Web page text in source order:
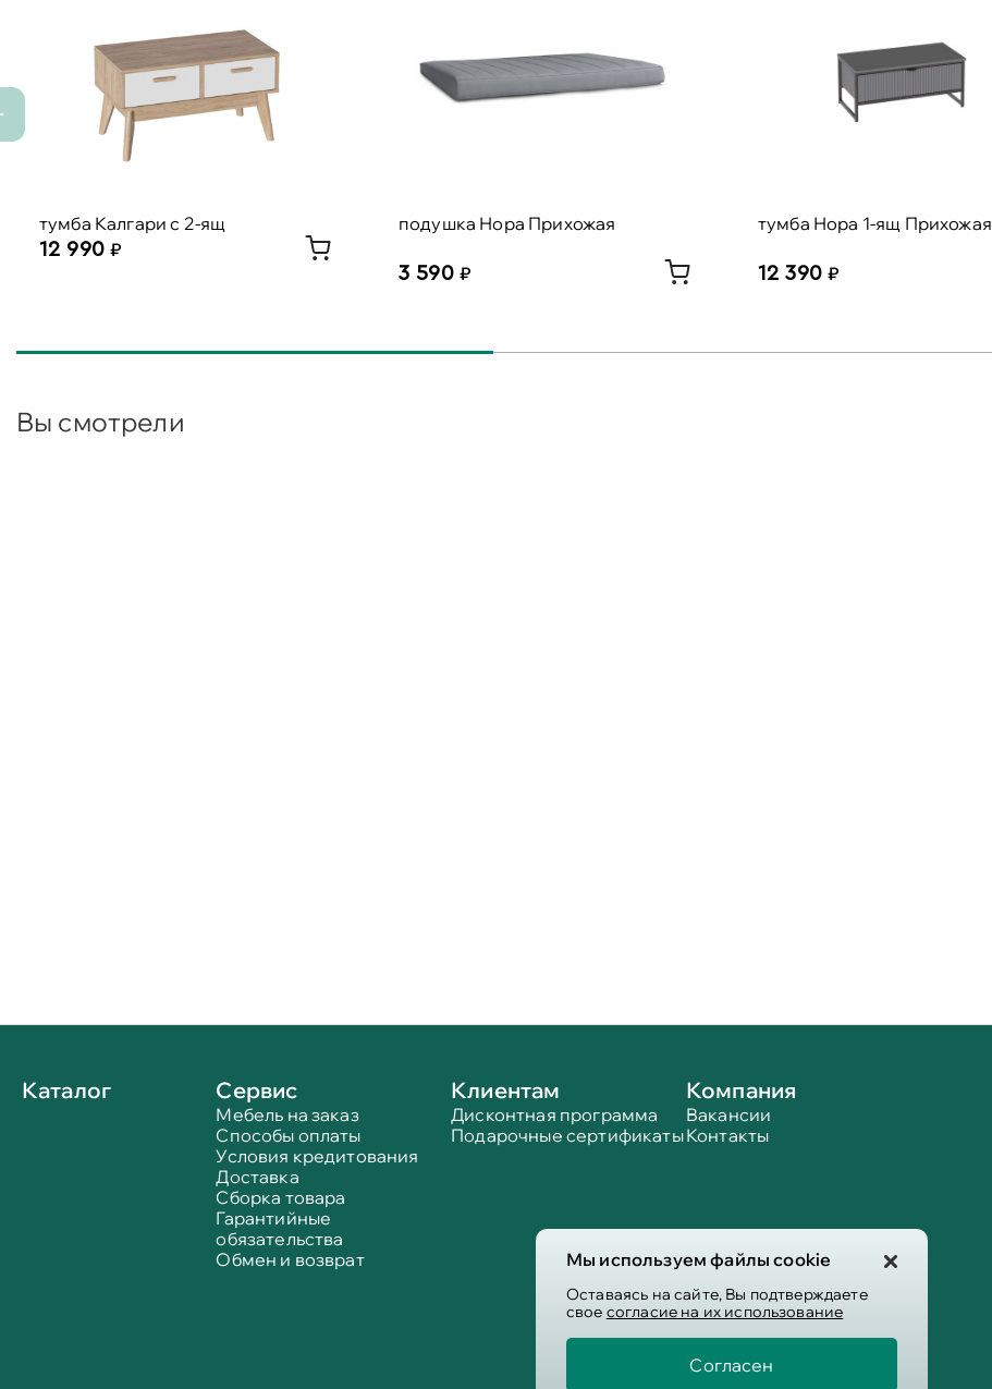
Мы используем файлы cookie
Оставаясь на сайте, Вы подтверждаете
свое согласие на их использование
Согласен
тумба Калгари с 2-ящ
12 990
подушка Нора Прихожая
3 590
тумба Нора 1-ящ Прихожая
12 390
Вы смотрели
Каталог Сервис
Мебель на заказ
Способы оплаты
Условия кредитования
Доставка
Сборка товара
Гарантийные
обязательства
Обмен и возврат
Клиентам
Дисконтная программа
Подарочные сертификаты
Компания
Вакансии
Контакты